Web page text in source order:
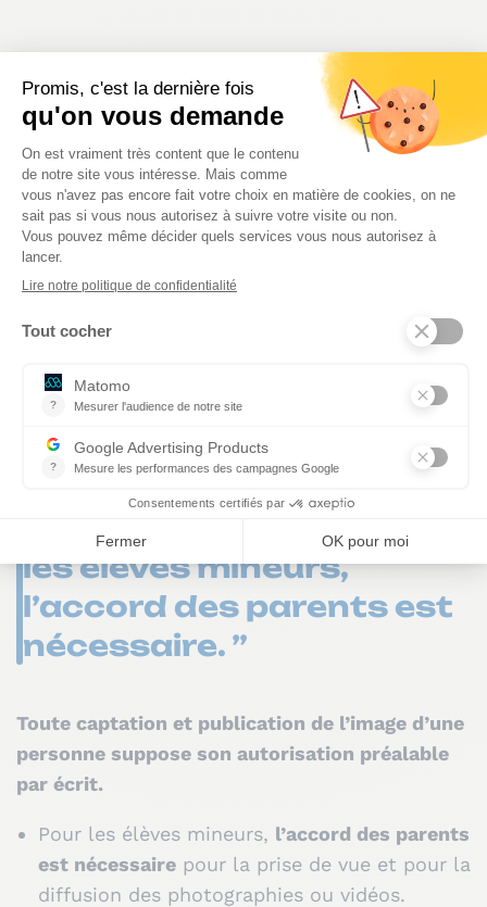
L’autorisation de
captation et de
publication de
photos de sorties
scolaires
“ Toute captation et
publication de l’image
d’une personne suppose
son autorisation
préalable par écrit. Pour
les élèves mineurs,
l’accord des parents est
nécessaire. ”
Toute captation et publication de l’image d’une
personne suppose son autorisation préalable
par écrit.
Pour les élèves mineurs, l’accord des parents
est nécessaire pour la prise de vue et pour la
diffusion des photographies ou vidéos.